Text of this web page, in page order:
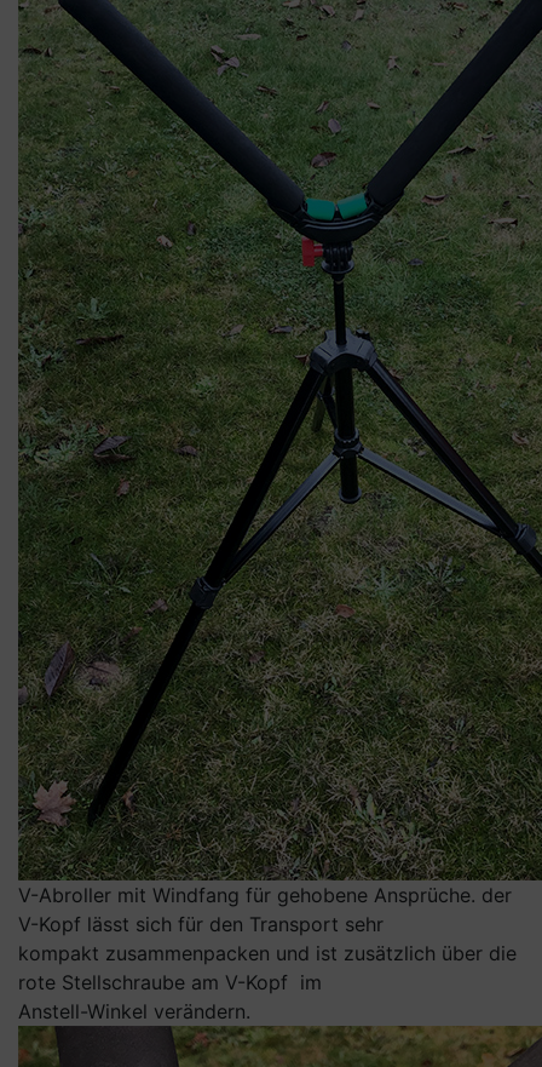
V-Abroller mit Windfang für gehobene Ansprüche. der
V-Kopf lässt sich für den Transport sehr
kompakt zusammenpacken und ist zusätzlich über die
rote Stellschraube am V-Kopf im
Anstell-Winkel verändern.